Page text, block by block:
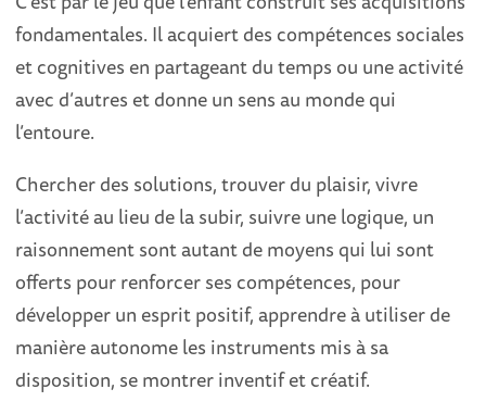
fondamentales. Il acquiert des compétences sociales
et cognitives en partageant du temps ou une activité
avec d’autres et donne un sens au monde qui
l’entoure.
Chercher des solutions, trouver du plaisir, vivre
l’activité au lieu de la subir, suivre une logique, un
raisonnement sont autant de moyens qui lui sont
offerts pour renforcer ses compétences, pour
développer un esprit positif, apprendre à utiliser de
manière autonome les instruments mis à sa
disposition, se montrer inventif et créatif.